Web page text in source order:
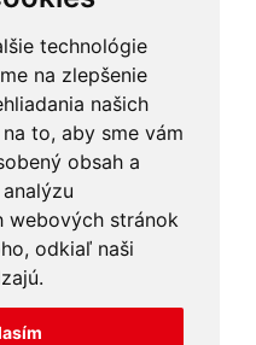
technológie
na zlepšenie
našich
to, aby sme vám
obsah a
webových stránok
odkiaľ naši
Kontakt
O nás
Platba